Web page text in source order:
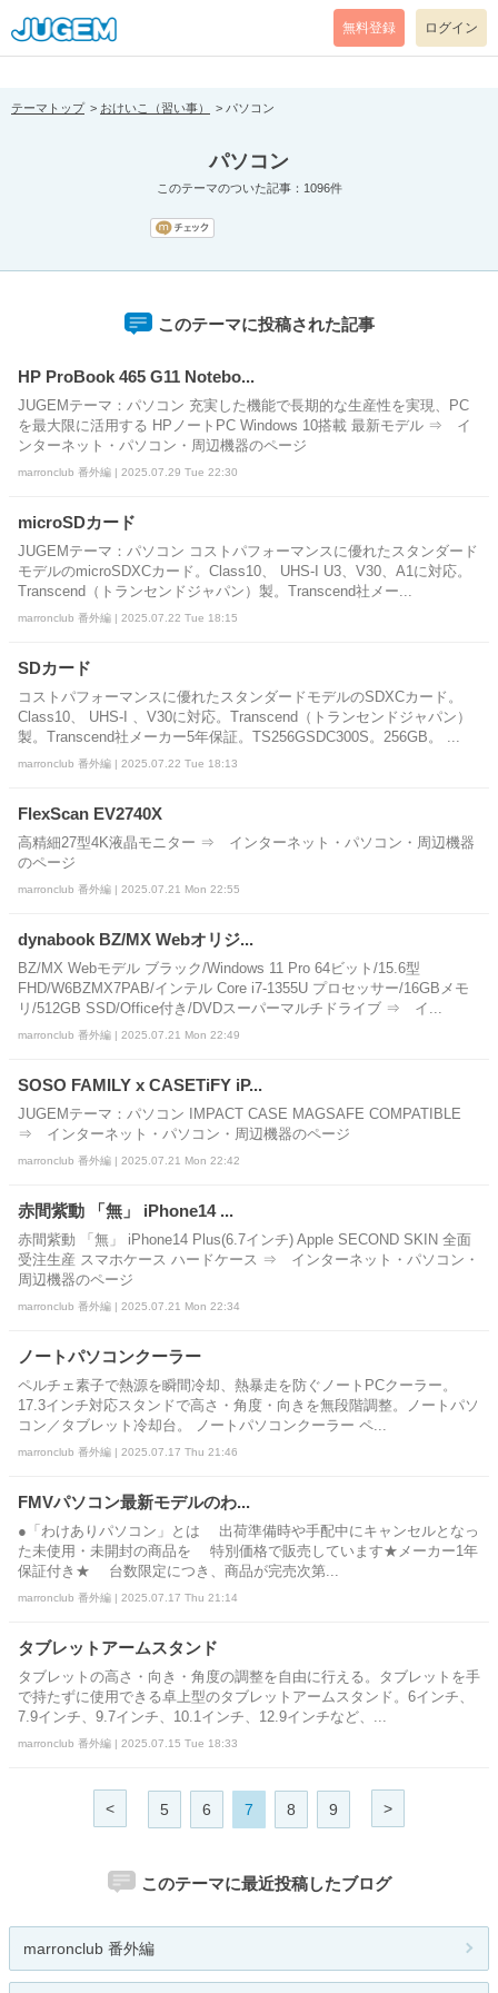
[pear_error: message="Success" code=0 mode=return level=notice
prefix="" info=""]
無料登録 ログイン
テーマトップ おけいこ（習い事） パソコン
パソコン
このテーマのついた記事：1096件
このテーマに投稿された記事
HP ProBook 465 G11 Notebo...
JUGEMテーマ：パソコン 充実した機能で長期的な生産性を実現、PC
を最大限に活用する HPノートPC Windows 10搭載 最新モデル ⇒ イ
ンターネット・パソコン・周辺機器のページ
marronclub 番外編 | 2025.07.29 Tue 22:30
microSDカード
JUGEMテーマ：パソコン コストパフォーマンスに優れたスタンダード
モデルのmicroSDXCカード。Class10、 UHS-I U3、V30、A1に対応。
Transcend（トランセンドジャパン）製。Transcend社メー...
marronclub 番外編 | 2025.07.22 Tue 18:15
SDカード
コストパフォーマンスに優れたスタンダードモデルのSDXCカード。
Class10、 UHS-I 、V30に対応。Transcend（トランセンドジャパン）
製。Transcend社メーカー5年保証。TS256GSDC300S。256GB。 ...
marronclub 番外編 | 2025.07.22 Tue 18:13
FlexScan EV2740X
高精細27型4K液晶モニター ⇒ インターネット・パソコン・周辺機器
のページ
marronclub 番外編 | 2025.07.21 Mon 22:55
dynabook BZ/MX Webオリジ...
BZ/MX Webモデル ブラック/Windows 11 Pro 64ビット/15.6型
FHD/W6BZMX7PAB/インテル Core i7-1355U プロセッサー/16GBメモ
リ/512GB SSD/Office付き/DVDスーパーマルチドライブ ⇒ イ...
marronclub 番外編 | 2025.07.21 Mon 22:49
SOSO FAMILY x CASETiFY iP...
JUGEMテーマ：パソコン IMPACT CASE MAGSAFE COMPATIBLE
⇒ インターネット・パソコン・周辺機器のページ
marronclub 番外編 | 2025.07.21 Mon 22:42
赤間紫動 「無」 iPhone14 ...
赤間紫動 「無」 iPhone14 Plus(6.7インチ) Apple SECOND SKIN 全面
受注生産 スマホケース ハードケース ⇒ インターネット・パソコン・
周辺機器のページ
marronclub 番外編 | 2025.07.21 Mon 22:34
ノートパソコンクーラー
ペルチェ素子で熱源を瞬間冷却、熱暴走を防ぐノートPCクーラー。
17.3インチ対応スタンドで高さ・角度・向きを無段階調整。ノートパソ
コン／タブレット冷却台。 ノートパソコンクーラー ペ...
marronclub 番外編 | 2025.07.17 Thu 21:46
FMVパソコン最新モデルのわ...
●「わけありパソコン」とは 出荷準備時や手配中にキャンセルとなっ
た未使用・未開封の商品を 特別価格で販売しています★メーカー1年
保証付き★ 台数限定につき、商品が完売次第...
marronclub 番外編 | 2025.07.17 Thu 21:14
タブレットアームスタンド
タブレットの高さ・向き・角度の調整を自由に行える。タブレットを手
で持たずに使用できる卓上型のタブレットアームスタンド。6インチ、
7.9インチ、9.7インチ、10.1インチ、12.9インチなど、...
marronclub 番外編 | 2025.07.15 Tue 18:33
< 5 6 7 8 9 >
このテーマに最近投稿したブログ
marronclub 番外編